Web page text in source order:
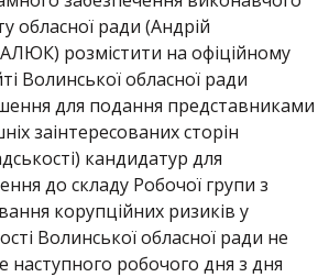
обласної ради (Андрій
розмістити на офіційному
Волинської обласної ради
для подання представниками
заінтересованих сторін
кандидатур для
до складу Робочої групи з
корупційних ризиків у
Волинської обласної ради не
наступного робочого дня з дня